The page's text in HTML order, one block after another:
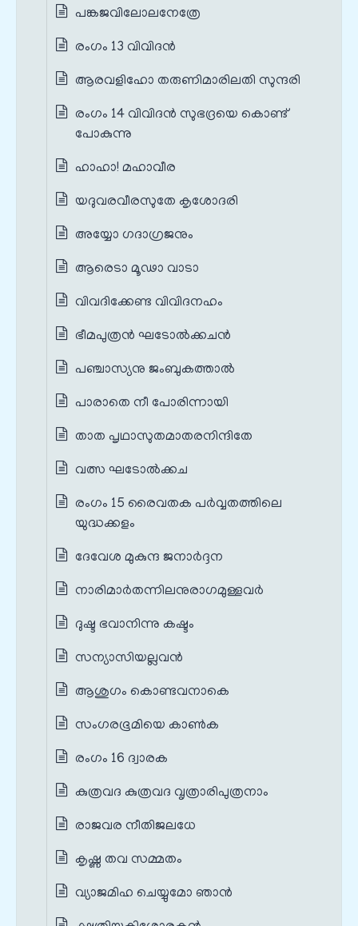
പങ്കജവിലോലനേത്രേ
രംഗം 13 വിവിദൻ
ആരവളിഹോ തരുണിമാരിലതി സുന്ദരി
രംഗം 14 വിവിദൻ സുഭദ്രയെ കൊണ്ട്
പോകുന്നു
ഹാഹാ! മഹാവീര
യദുവരവീരസുതേ കൃശോദരി
അയ്യോ ഗദാഗ്രജനും
ആരെടാ മൂഢാ വാടാ
വിവദിക്കേണ്ട വിവിദനഹം
ഭീമപുത്രൻ ഘടോൽക്കചൻ
പഞ്ചാസ്യനു ജംബുകത്താൽ
പാരാതെ നീ പോരിന്നായി
താത പൃഥാസുതമാതരനിന്ദിതേ
വത്സ ഘടോൽക്കച
രംഗം 15 രൈവതക പർവ്വതത്തിലെ
യുദ്ധക്കളം
ദേവേശ മുകുന്ദ ജനാർദ്ദന
നാരിമാർതന്നിലനുരാഗമുള്ളവർ
ദുഷ്ട ഭവാനിന്നു കഷ്ടം
സന്യാസിയല്ലവൻ
ആശുഗം കൊണ്ടവനാകെ
സംഗരഭൂമിയെ കാൺക
രംഗം 16 ദ്വാരക
കുത്രവദ കുത്രവദ വൃത്രാരിപുത്രനാം
രാജവര നീതിജലധേ
കൃഷ്ണ തവ സമ്മതം
വ്യാജമിഹ ചെയ്യുമോ ഞാൻ